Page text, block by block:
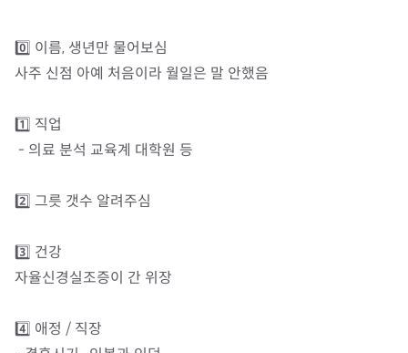
0️⃣ 이름, 생년만 물어보심
사주 신점 아예 처음이라 월일은 말 안했음
1️⃣ 직업
2️⃣ 그릇 갯수 알려주심
3️⃣ 건강
자율신경실조증이 간 위장
4️⃣ 애정 / 직장